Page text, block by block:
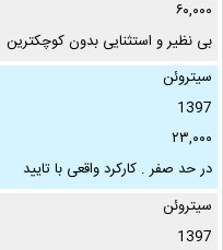
۶۰,۰۰۰
بی نظیر و استثنایی بدون کوچکترین
خوردگی، خط و خش یا رنگ شدگی
حتی سپرها مناشب …
سیتروئن
1397
۲۳,۰۰۰
در حد صفر . کارکرد واقعی با تایید
کارشناسی . بدون خط و حش . رینگ
مشکی . سرویس …
سیتروئن
1397